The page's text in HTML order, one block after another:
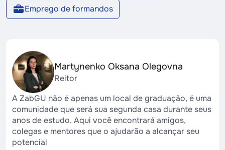
Emprego de formandos
Martynenko Oksana Olegovna
Reitor
A ZabGU não é apenas um local de graduação, é uma
comunidade que será sua segunda casa durante seus
anos de estudo. Aqui você encontrará amigos,
colegas e mentores que o ajudarão a alcançar seu
potencial